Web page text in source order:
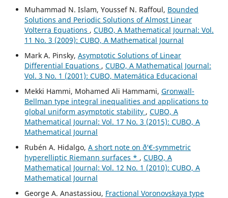
Muhammad N. Islam, Youssef N. Raffoul, Bounded
Solutions and Periodic Solutions of Almost Linear
Volterra Equations , CUBO, A Mathematical Journal: Vol.
11 No. 3 (2009): CUBO, A Mathematical Journal
Mark A. Pinsky, Asymptotic Solutions of Linear
Differential Equations , CUBO, A Mathematical Journal:
Vol. 3 No. 1 (2001): CUBO, Matemática Educacional
Mekki Hammi, Mohamed Ali Hammami, Gronwall-
Bellman type integral inequalities and applications to
global uniform asymptotic stability , CUBO, A
Mathematical Journal: Vol. 17 No. 3 (2015): CUBO, A
Mathematical Journal
Rubén A. Hidalgo, A short note on ð‘€-symmetric
hyperelliptic Riemann surfaces * , CUBO, A
Mathematical Journal: Vol. 12 No. 1 (2010): CUBO, A
Mathematical Journal
George A. Anastassiou, Fractional Voronovskaya type